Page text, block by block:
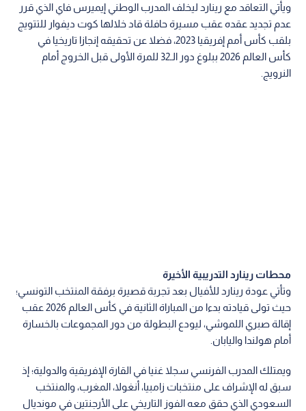
ويأتي التعاقد مع رينارد ليخلف المدرب الوطني إيميرس فاي الذي قرر
عدم تجديد عقده عقب مسيرة حافلة قاد خلالها كوت ديفوار للتتويج
بلقب كأس أمم إفريقيا 2023، فضلا عن تحقيقه إنجازا تاريخيا في
كأس العالم 2026 ببلوغ دور الـ32 للمرة الأولى قبل الخروج أمام
النرويج.
محطات رينارد التدريبية الأخيرة
وتأتي عودة رينارد للأفيال بعد تجربة قصيرة برفقة المنتخب التونسي؛
حيث تولى قيادته بدءا من المباراة الثانية في كأس العالم 2026 عقب
إقالة صبري اللموشي، ليودع البطولة من دور المجموعات بالخسارة
أمام هولندا واليابان.
ويمتلك المدرب الفرنسي سجلا غنيا في القارة الإفريقية والدولية؛ إذ
سبق له الإشراف على منتخبات زامبيا، أنغولا، المغرب، والمنتخب
السعودي الذي حقق معه الفوز التاريخي على الأرجنتين في مونديال